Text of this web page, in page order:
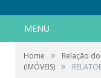
MENU
Home »
Relação
(IMÓVEIS) »